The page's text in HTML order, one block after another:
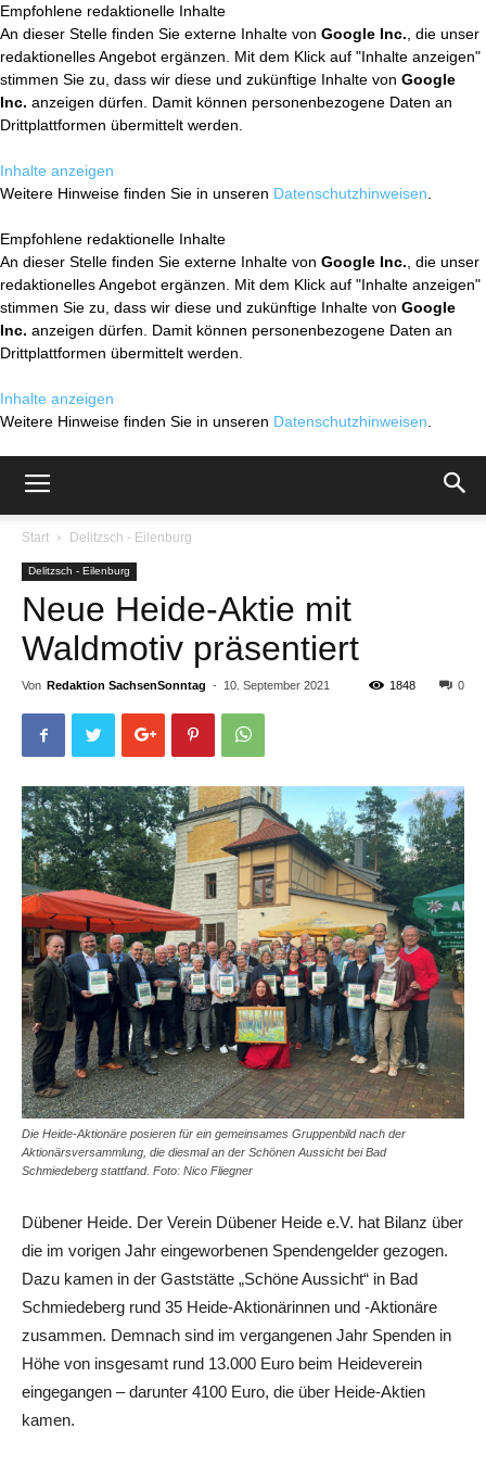
Empfohlene redaktionelle Inhalte
An dieser Stelle finden Sie externe Inhalte von Google Inc. , die unser
redaktionelles Angebot ergänzen. Mit dem Klick auf "Inhalte anzeigen"
stimmen Sie zu, dass wir diese und zukünftige Inhalte von Google
Inc. anzeigen dürfen. Damit können personenbezogene Daten an
Drittplattformen übermittelt werden.
Inhalte anzeigen
Weitere Hinweise finden Sie in unseren Datenschutzhinweisen
Empfohlene redaktionelle Inhalte
An dieser Stelle finden Sie externe Inhalte von Google Inc. , die unser
redaktionelles Angebot ergänzen. Mit dem Klick auf "Inhalte anzeigen"
stimmen Sie zu, dass wir diese und zukünftige Inhalte von Google
Inc. anzeigen dürfen. Damit können personenbezogene Daten an
Drittplattformen übermittelt werden.
Inhalte anzeigen
Weitere Hinweise finden Sie in unseren Datenschutzhinweisen
Start Delitzsch - Eilenburg
Delitzsch - Eilenburg
Neue Heide-Aktie mit
Waldmotiv präsentiert
Von Redaktion SachsenSonntag - 10. September 2021 0
1848
Die Heide-Aktionäre posieren für ein gemeinsames Gruppenbild nach der
Aktionärsversammlung, die diesmal an der Schönen Aussicht bei Bad
Schmiedeberg stattfand. Foto: Nico Fliegner
Dübener Heide. Der Verein Dübener Heide e.V. hat Bilanz über
die im vorigen Jahr eingeworbenen Spendengelder gezogen.
Dazu kamen in der Gaststätte „Schöne Aussicht“ in Bad
Schmiedeberg rund 35 Heide-Aktionärinnen und -Aktionäre
zusammen. Demnach sind im vergangenen Jahr Spenden in
Höhe von insgesamt rund 13.000 Euro beim Heideverein
eingegangen – darunter 4100 Euro, die über Heide-Aktien
kamen.